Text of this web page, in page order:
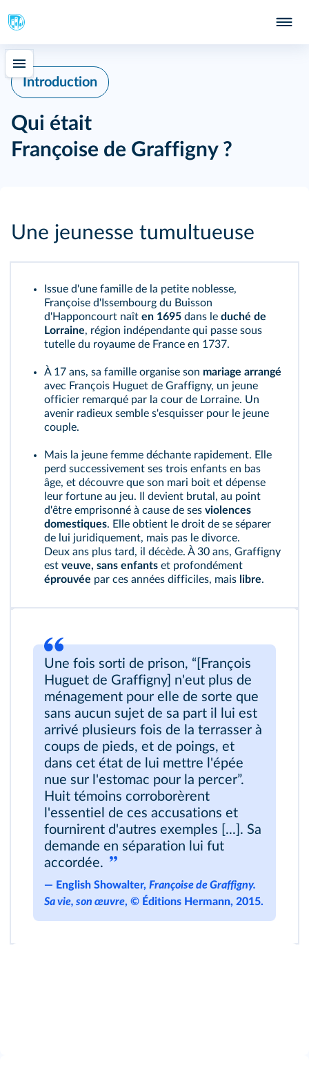
Introduction
Qui était
Françoise de Graffigny ?
Une jeunesse tumultueuse
Issue d'une famille de la petite noblesse,
Françoise d'Issembourg du Buisson
d'Happoncourt naît en 1695 dans le duché de
Lorraine, région indépendante qui passe sous
tutelle du royaume de France en 1737.
À 17 ans, sa famille organise son mariage arrangé
avec François Huguet de Graffigny, un jeune
officier remarqué par la cour de Lorraine. Un
avenir radieux semble s'esquisser pour le jeune
couple.
Mais la jeune femme déchante rapidement. Elle
perd successivement ses trois enfants en bas
âge, et découvre que son mari boit et dépense
leur fortune au jeu. Il devient brutal, au point
d'être emprisonné à cause de ses violences
domestiques. Elle obtient le droit de se séparer
de lui juridiquement, mais pas le divorce.
Deux ans plus tard, il décède. À 30 ans, Graffigny
est veuve, sans enfants et profondément
éprouvée par ces années difficiles, mais libre.
Une fois sorti de prison, “[François
Huguet de Graffigny] n'eut plus de
ménagement pour elle de sorte que
sans aucun sujet de sa part il lui est
arrivé plusieurs fois de la terrasser à
coups de pieds, et de poings, et
dans cet état de lui mettre l'épée
nue sur l'estomac pour la percer”.
Huit témoins corroborèrent
l'essentiel de ces accusations et
fournirent d'autres exemples [...]. Sa
demande en séparation lui fut
accordée.
― English Showalter, Françoise de Graffigny.
Sa vie, son œuvre, © Éditions Hermann, 2015.